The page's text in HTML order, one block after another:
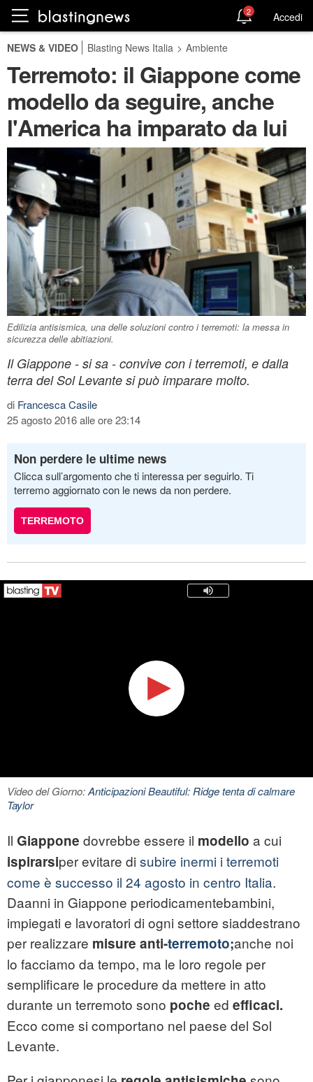
2 Accedi
NEWS & VIDEO Blasting News Italia > Ambiente
Terremoto: il Giappone come
modello da seguire, anche
l'America ha imparato da lui
Edilizia antisismica, una delle soluzioni contro i terremoti: la messa in
sicurezza delle abitiazioni.
Il Giappone - si sa - convive con i terremoti, e dalla
terra del Sol Levante si può imparare molto.
di Francesca Casile
25 agosto 2016 alle ore 23:14
Non perdere le ultime news
Clicca sull’argomento che ti interessa per seguirlo. Ti
terremo aggiornato con le news da non perdere.
TERREMOTO
Video del Giorno:Anticipazioni Beautiful: Ridge tenta di calmare
Taylor
Il Giappone dovrebbe essere il modello a cui
ispirarsiper evitare di subire inermi i terremoti
come è successo il 24 agosto in centro Italia.
Daanni in Giappone periodicamentebambini,
impiegati e lavoratori di ogni settore siaddestrano
per realizzare misure anti-terremoto;anche noi
lo facciamo da tempo, ma le loro regole per
semplificare le procedure da mettere in atto
durante un terremoto sono poche ed efficaci.
Ecco come si comportano nel paese del Sol
Levante.